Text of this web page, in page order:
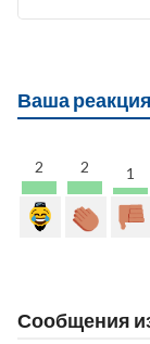
Ваша
2 2 1
Сообщения